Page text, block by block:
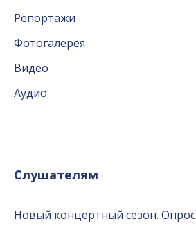
Репортажи
Фотогалерея
Видео
Аудио
Слушателям
Новый концертный сезон. Опрос